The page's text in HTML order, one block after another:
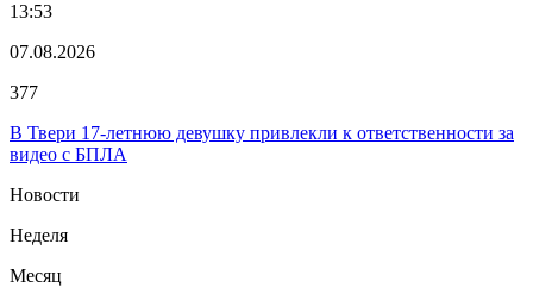
13:53
07.08.2026
377
В Твери 17-летнюю девушку привлекли к ответственности за
видео с БПЛА
Новости
Неделя
Месяц